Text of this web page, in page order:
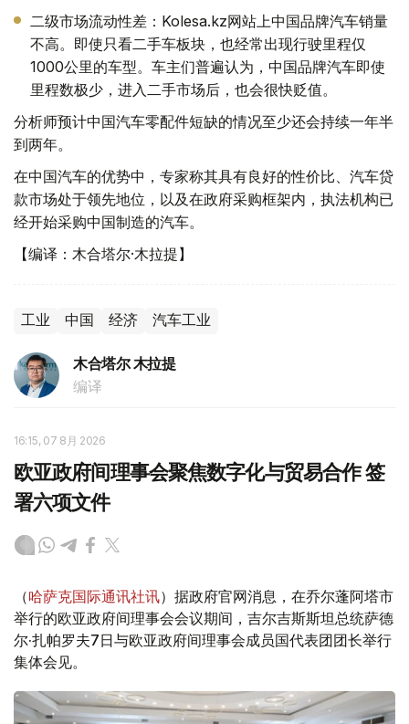
二级市场流动性差：Kolesa.kz网站上中国品牌汽车销量
不高。即使只看二手车板块，也经常出现行驶里程仅
1000公里的车型。车主们普遍认为，中国品牌汽车即使
里程数极少，进入二手市场后，也会很快贬值。
分析师预计中国汽车零配件短缺的情况至少还会持续一年半
到两年。
在中国汽车的优势中，专家称其具有良好的性价比、汽车贷
款市场处于领先地位，以及在政府采购框架内，执法机构已
经开始采购中国制造的汽车。
【编译：木合塔尔·木拉提】
工业 中国 经济 汽车工业
木合塔尔 木拉提
编译
16:15, 07 8月 2026
欧亚政府间理事会聚焦数字化与贸易合作 签
署六项文件
（哈萨克国际通讯社讯）据政府官网消息，在乔尔蓬阿塔市
举行的欧亚政府间理事会会议期间，吉尔吉斯斯坦总统萨德
尔·扎帕罗夫7日与欧亚政府间理事会成员国代表团团长举行
集体会见。